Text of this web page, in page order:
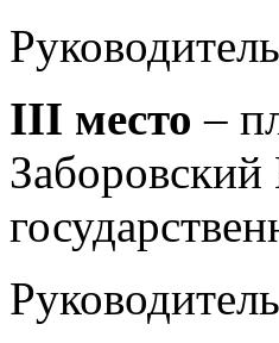
III место–